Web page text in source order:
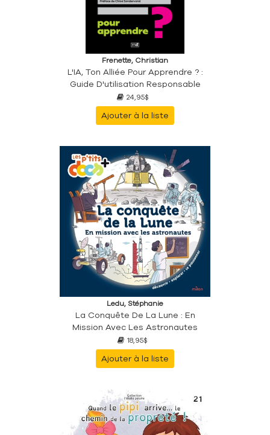
Frenette, Christian
L'IA, Ton Alliée Pour Apprendre ? :
Guide D'utilisation Responsable
24,95$
Ajouter à la liste
Ledu, Stéphanie
La Conquête De La Lune : En
Mission Avec Les Astronautes
18,95$
Ajouter à la liste